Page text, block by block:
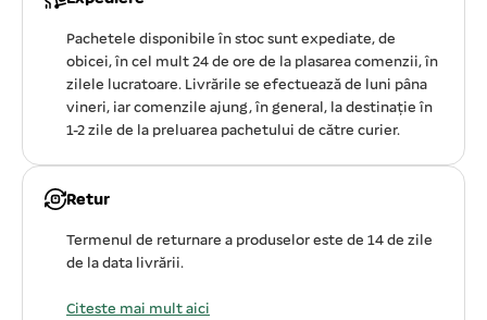
Pachetele disponibile în stoc sunt expediate, de
obicei, în cel mult 24 de ore de la plasarea comenzii, în
zilele lucratoare. Livrările se efectuează de luni pâna
vineri, iar comenzile ajung, în general, la destinație în
1-2 zile de la preluarea pachetului de către curier.
Retur
Termenul de returnare a produselor este de 14 de zile
de la data livrării.
Citeste mai mult aici